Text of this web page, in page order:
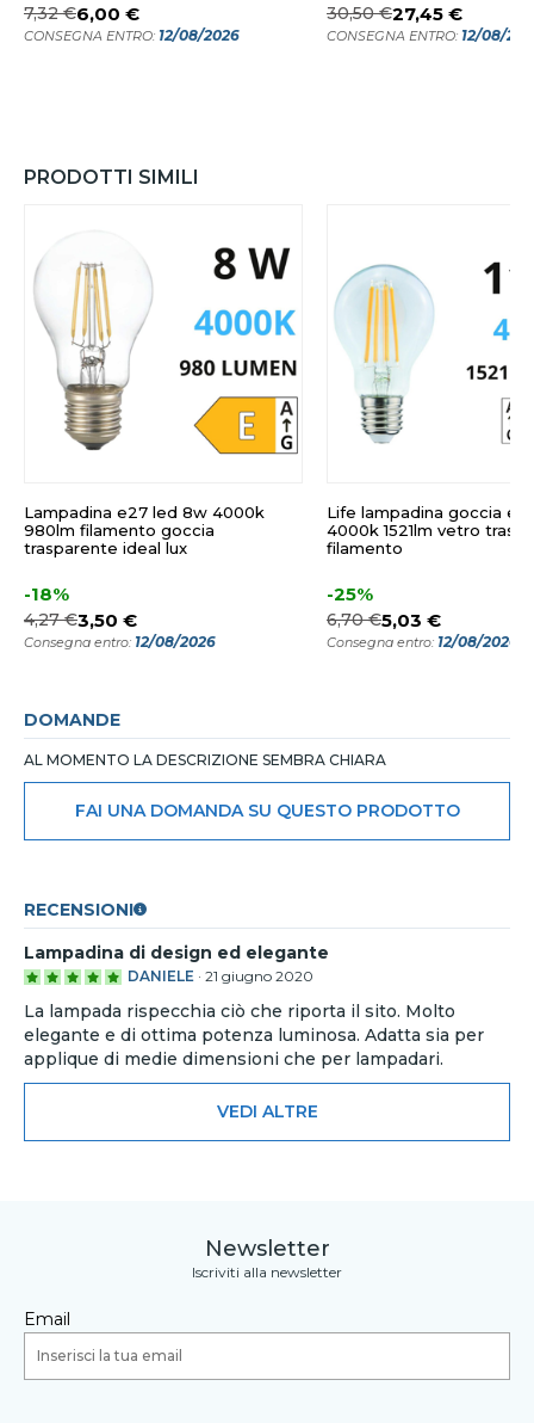
7,32 €6,00 €
CONSEGNA ENTRO: 12/08/2026
30,50 €27,45 €
CONSEGNA ENTRO: 12/08/
PRODOTTI SIMILI
Lampadina e27 led 8w 4000k
980lm filamento goccia
trasparente ideal lux
-18%
4,27 €3,50 €
Consegna entro: 12/08/2026
Life lampadina goccia
4000k 1521lm vetro
filamento
-25%
6,70 €5,03 €
Consegna entro: 12/08/2026
DOMANDE
AL MOMENTO LA DESCRIZIONE SEMBRA CHIARA
FAI UNA DOMANDA SU QUESTO PRODOTTO
RECENSIONI
Lampadina di design ed elegante
DANIELE · 21 giugno 2020
La lampada rispecchia ciò che riporta il sito. Molto
elegante e di ottima potenza luminosa. Adatta sia per
applique di medie dimensioni che per lampadari.
VEDI ALTRE
Newsletter
Iscriviti alla newsletter
Email